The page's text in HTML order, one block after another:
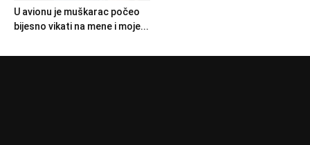
U avionu je muškarac počeo
bijesno vikati na mene i moje...